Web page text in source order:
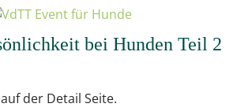
bei Hunden Teil 2
der Detail Seite.